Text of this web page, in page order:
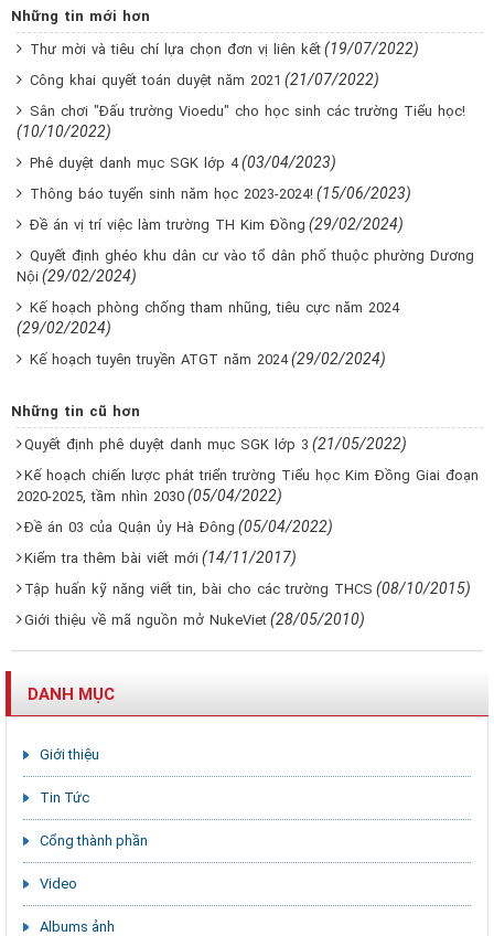
Những tin mới hơn
Thư mời và tiêu chí lựa chọn đơn vị liên kết (19/07/2022)
Công khai quyết toán duyệt năm 2021 (21/07/2022)
Sân chơi "Đấu trường Vioedu" cho học sinh các trường Tiểu học!
(10/10/2022)
Phê duyệt danh mục SGK lớp 4 (03/04/2023)
Thông báo tuyển sinh năm học 2023-2024! (15/06/2023)
Đề án vị trí việc làm trường TH Kim Đồng (29/02/2024)
Quyết định ghéo khu dân cư vào tổ dân phố thuộc phường Dương
Nội (29/02/2024)
Kế hoạch phòng chống tham nhũng, tiêu cực năm 2024
(29/02/2024)
Kế hoạch tuyên truyền ATGT năm 2024 (29/02/2024)
Những tin cũ hơn
Quyết định phê duyệt danh mục SGK lớp 3 (21/05/2022)
Kế hoạch chiến lược phát triển trường Tiểu học Kim Đồng Giai đoạn
2020-2025, tầm nhìn 2030 (05/04/2022)
Đề án 03 của Quận ủy Hà Đông (05/04/2022)
Kiểm tra thêm bài viết mới (14/11/2017)
Tập huấn kỹ năng viết tin, bài cho các trường THCS (08/10/2015)
Giới thiệu về mã nguồn mở NukeViet (28/05/2010)
DANH MỤC
Giới thiệu
Tin Tức
Cổng thành phần
Video
Albums ảnh